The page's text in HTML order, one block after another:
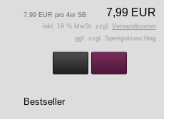
7,99 EUR
7,99 EUR pro 4er SB
inkl. 19 % MwSt. zzgl. Versandkosten
ggf. zzgl. Sperrgutzuschlag
Bestseller